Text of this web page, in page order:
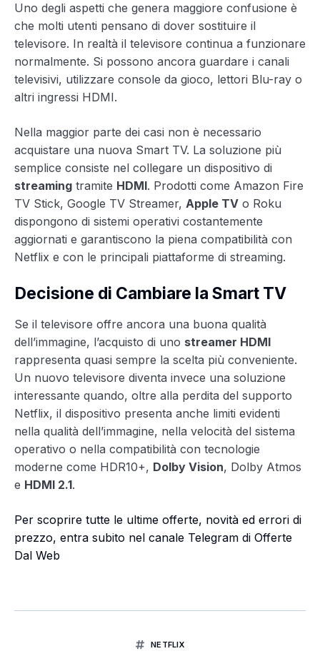
Uno degli aspetti che genera maggiore confusione è
che molti utenti pensano di dover sostituire il
televisore. In realtà il televisore continua a funzionare
normalmente. Si possono ancora guardare i canali
televisivi, utilizzare console da gioco, lettori Blu-ray o
altri ingressi HDMI.
Nella maggior parte dei casi non è necessario
acquistare una nuova Smart TV. La soluzione più
semplice consiste nel collegare un dispositivo di
streaming tramite HDMI. Prodotti come Amazon Fire
TV Stick, Google TV Streamer, Apple TV o Roku
dispongono di sistemi operativi costantemente
aggiornati e garantiscono la piena compatibilità con
Netflix e con le principali piattaforme di streaming.
Decisione di Cambiare la Smart TV
Se il televisore offre ancora una buona qualità
dell’immagine, l’acquisto di uno streamer HDMI
rappresenta quasi sempre la scelta più conveniente.
Un nuovo televisore diventa invece una soluzione
interessante quando, oltre alla perdita del supporto
Netflix, il dispositivo presenta anche limiti evidenti
nella qualità dell’immagine, nella velocità del sistema
operativo o nella compatibilità con tecnologie
moderne come HDR10+, Dolby Vision, Dolby Atmos
e HDMI 2.1.
Per scoprire tutte le ultime offerte, novità ed errori di
prezzo, entra subito nel canale Telegram di Offerte
Dal Web
NETFLIX